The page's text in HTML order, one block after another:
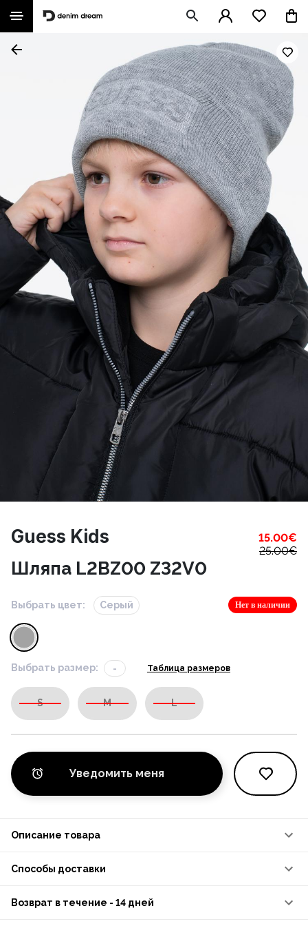
Guess Kids 15.00€
25.00€
Шляпа L2BZ00 Z32V0
Выбрать цвет: Серый Нет в наличии
Выбрать размер: - Таблица размеров
S M L
Уведомить меня
Описание товара
Способы доставки
Возврат в течение - 14 дней